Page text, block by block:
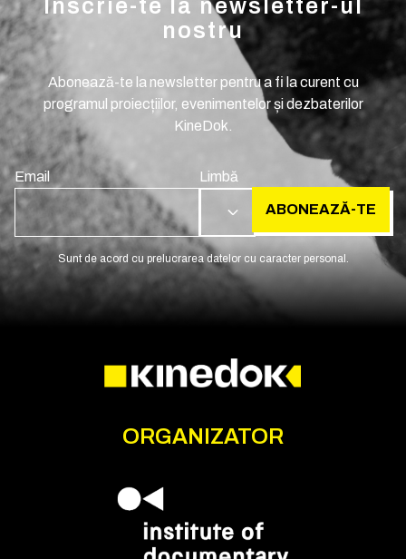
Înscrie-te la newsletter-ul
nostru
Abonează-te la newsletter pentru a fi la curent cu
programul proiecțiilor, evenimentelor și dezbaterilor
KineDok.
Email Limbă
RO ABONEAZĂ-TE
Sunt de acord cu prelucrarea datelor cu caracter personal.
ORGANIZATOR